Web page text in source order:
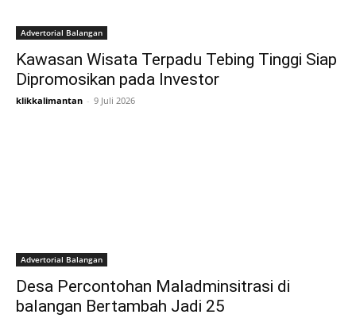
Advertorial Balangan
Kawasan Wisata Terpadu Tebing Tinggi Siap
Dipromosikan pada Investor
klikkalimantan - 9 Juli 2026
Advertorial Balangan
Desa Percontohan Maladminsitrasi di
balangan Bertambah Jadi 25